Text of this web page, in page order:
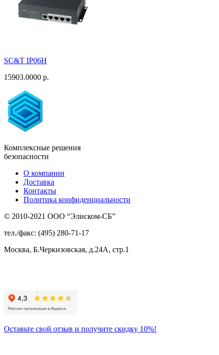
SC&T IP06H
15903.0000 р.
Комплексные решения
безопасности
О компании
Доставка
Контакты
Политика конфиденциальности
© 2010-2021 ООО “Элиском-СБ”
тел./факс: (495) 280-71-17
Москва, Б.Черкизовская, д.24А, стр.1
Оставьте свой отзыв и получите скидку 10%!